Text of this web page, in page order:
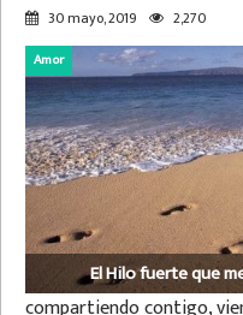
30 mayo, 2019 2,270
Amor
El Hilo fuerte que
compartiendo contigo,